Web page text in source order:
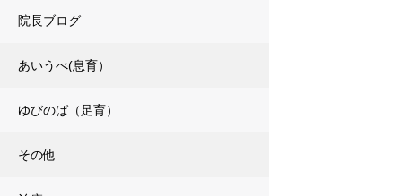
院長ブログ
あいうべ(息育）
ゆびのば（足育）
その他